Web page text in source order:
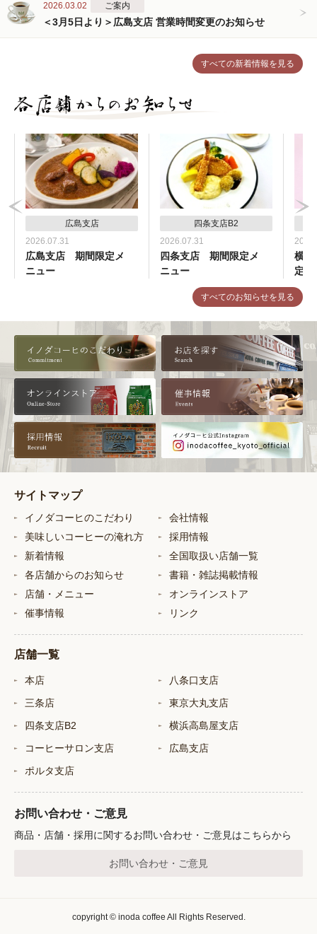
すべての新着情報を見る
2026.03.02 ご案内
＜3月5日より＞広島支店 営業時間変更のお知らせ
すべてのお知らせを見る
広島支店
2026.07.31
広島支店 期間限定メ
ニュー
四条支店B2
2026.07.31
四条支店 期間限定メ
ニュー
横
定メ
サイトマップ
イノダコーヒのこだわり
美味しいコーヒーの淹れ方
新着情報
各店舗からのお知らせ
店舗・メニュー
催事情報
会社情報
採用情報
全国取扱い店舗一覧
書籍・雑誌掲載情報
オンラインストア
リンク
店舗一覧
本店
三条店
四条支店B2
コーヒーサロン支店
ポルタ支店
八条口支店
東京大丸支店
横浜高島屋支店
広島支店
お問い合わせ・ご意見
商品・店舗・採用に関するお問い合わせ・ご意見はこちらから
お問い合わせ・ご意見
copyright © inoda coffee All Rights Reserved.